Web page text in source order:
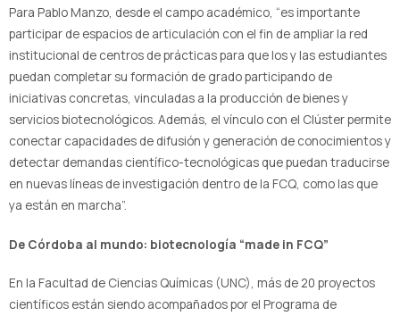
Para Pablo Manzo, desde el campo académico, “es importante
participar de espacios de articulación con el fin de ampliar la red
institucional de centros de prácticas para que los y las estudiantes
puedan completar su formación de grado participando de
iniciativas concretas, vinculadas a la producción de bienes y
servicios biotecnológicos. Además, el vínculo con el Clúster permite
conectar capacidades de difusión y generación de conocimientos y
detectar demandas científico-tecnológicas que puedan traducirse
en nuevas líneas de investigación dentro de la FCQ, como las que
ya están en marcha”.
De Córdoba al mundo: biotecnología “made in FCQ”
En la Facultad de Ciencias Químicas (UNC), más de 20 proyectos
científicos están siendo acompañados por el Programa de